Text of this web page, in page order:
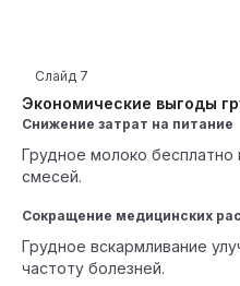
Экономические выгоды
Слайд 7
Снижение затрат на питание
Грудное молоко бесплатно
смесей.
Сокращение медицинских
Грудное вскармливание
частоту болезней.